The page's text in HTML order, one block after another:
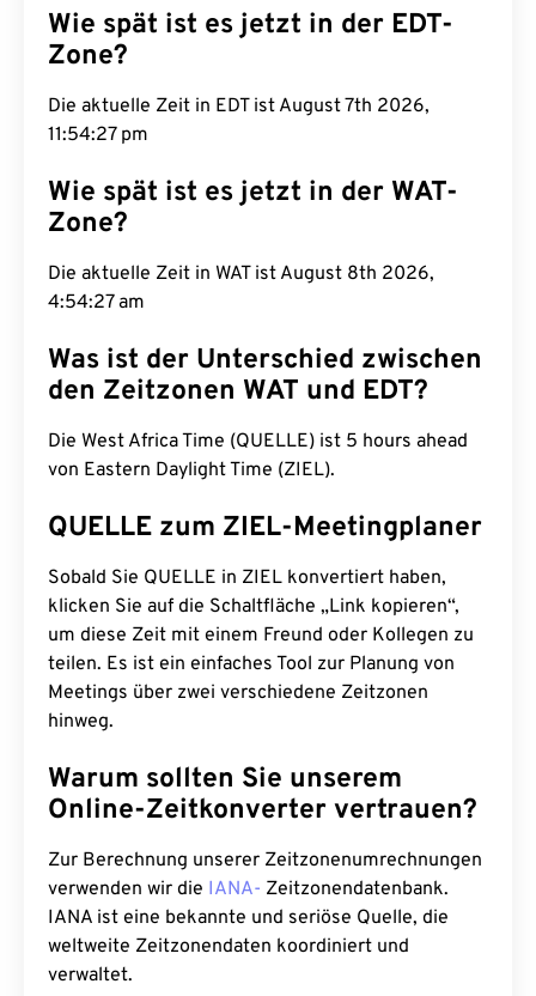
Wie spät ist es jetzt in der EDT-
Zone?
Die aktuelle Zeit in EDT ist August 7th 2026,
11:54:28 pm
Wie spät ist es jetzt in der WAT-
Zone?
Die aktuelle Zeit in WAT ist August 8th 2026,
4:54:28 am
Was ist der Unterschied zwischen
den Zeitzonen WAT und EDT?
Die West Africa Time (QUELLE) ist 5 hours ahead
von Eastern Daylight Time (ZIEL).
QUELLE zum ZIEL-Meetingplaner
Sobald Sie QUELLE in ZIEL konvertiert haben,
klicken Sie auf die Schaltfläche „Link kopieren“,
um diese Zeit mit einem Freund oder Kollegen zu
teilen. Es ist ein einfaches Tool zur Planung von
Meetings über zwei verschiedene Zeitzonen
hinweg.
Warum sollten Sie unserem
Online-Zeitkonverter vertrauen?
Zur Berechnung unserer Zeitzonenumrechnungen
verwenden wir die IANA- Zeitzonendatenbank.
IANA ist eine bekannte und seriöse Quelle, die
weltweite Zeitzonendaten koordiniert und
verwaltet.